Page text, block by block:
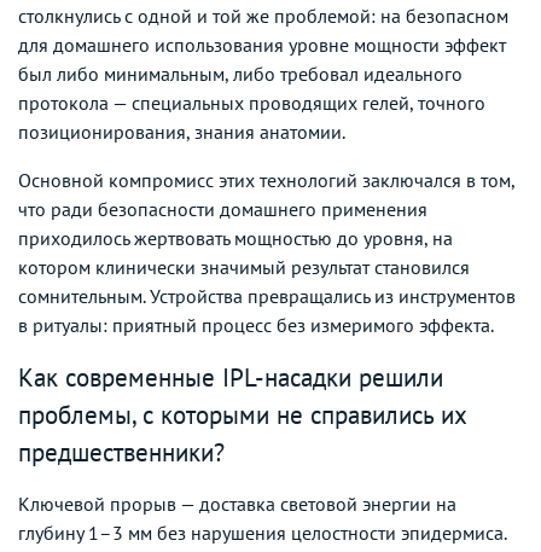
столкнулись с одной и той же проблемой: на безопасном
для домашнего использования уровне мощности эффект
был либо минимальным, либо требовал идеального
протокола — специальных проводящих гелей, точного
позиционирования, знания анатомии.
Основной компромисс этих технологий заключался в том,
что ради безопасности домашнего применения
приходилось жертвовать мощностью до уровня, на
котором клинически значимый результат становился
сомнительным. Устройства превращались из инструментов
в ритуалы: приятный процесс без измеримого эффекта.
Как современные IPL-насадки решили
проблемы, с которыми не справились их
предшественники?
Ключевой прорыв — доставка световой энергии на
глубину 1–3 мм без нарушения целостности эпидермиса.